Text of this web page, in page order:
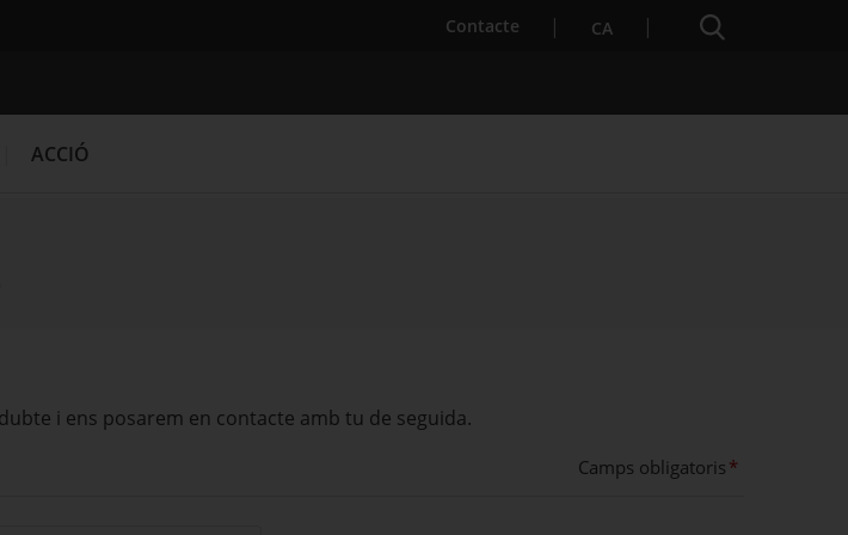
Contacte . Obre en una nova finestra.
CA Cercador
d'ajuts obertes
ACCIÓ
i ens posarem en contacte amb tu de seguida.
Camps obligatoris